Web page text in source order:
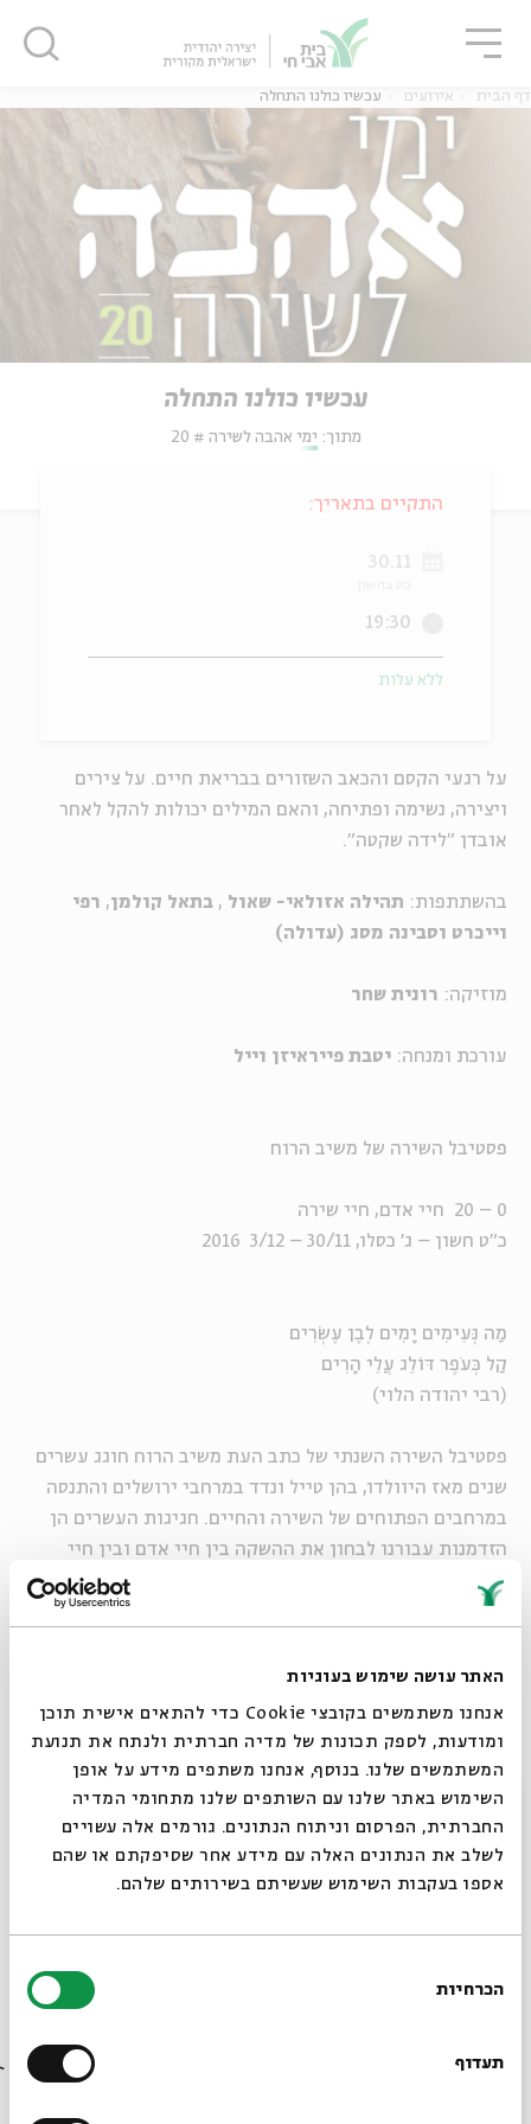
האתר עושה שימוש בעוגיות
אנחנו משתמשים בקובצי Cookie כדי להתאים אישית תוכן
ומודעות, לספק תכונות של מדיה חברתית ולנתח את תנועת
המשתמשים שלנו. בנוסף, אנחנו משתפים מידע על אופן
השימוש באתר שלנו עם השותפים שלנו מתחומי המדיה
החברתית, הפרסום וניתוח הנתונים. גורמים אלה עשויים
לשלב את הנתונים האלה עם מידע אחר שסיפקתם או שהם
אספו בעקבות השימוש שעשיתם בשירותים שלהם.
הסכמה
הכרחיות
תעדוף
דף הבית אירועים עכשיו כולנו התחלה
עכשיו כולנו התחלה
מתוך: ימי אהבה לשירה # 20
על רגעי הקסם והכאב השזורים בבריאת חיים. על צירים
ויצירה, נשימה ופתיחה, והאם המילים יכולות להקל לאחר
אובדן "לידה שקטה".
בהשתתפות: תהילה אזולאי- שאול , בתאל קולמן, רפי
וייכרט וסבינה מסג (עדולה)
מוזיקה: רונית שחר
עורכת ומנחה: יטבת פייראיזן וייל
פסטיבל השירה של משיב הרוח
0 – 20 חיי אדם, חיי שירה
כ"ט חשון – ג' כסלו, 30/11 – 3/12 2016
מַה נְּעִימִים יָמִים לְבֶן עֶשְׂרִים
קַל כְּעֹפֶר דּוֹלֵג עֲלֵי הָרִים
(רבי יהודה הלוי)
פסטיבל השירה השנתי של כתב העת משיב הרוח חוגג עשרים
שנים מאז היוולדו, בהן טייל ונדד במרחבי ירושלים והתנסה
במרחבים הפתוחים של השירה והחיים. חגיגות העשרים הן
הזדמנות עבורנו לבחון את ההשקה בין חיי אדם ובין חיי
שירה, בטווח שבין רגעי ההיווצרות הראשוניים ביותר ועד
לגיל עשרים, טווח אשר נע בין משאלת הקיום ועד לרגע בו חי
ניהול אומנותי: אפרת ביגמן, עמיחי חסון, אליעז כהן
הפקה:סמדי כהן רוזנפלד| ניהול פסטיבל :אפרת כהן
על כל אירועי הפסטיבל: mashiv.org.il ובפייסבוק משיב
התוכנית ניתנת לשינויים
התקיים בתאריך:
30.11
19:30
ללא עלות
סגור
סגור